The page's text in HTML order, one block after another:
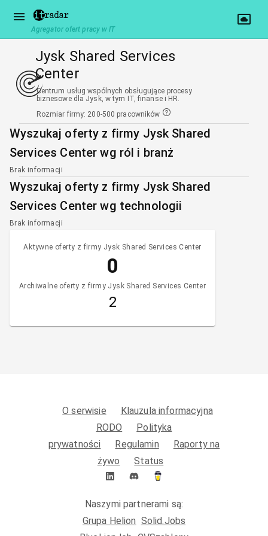
Agregator ofert pracy w IT
Jysk Shared Services
Center
Centrum usług wspólnych obsługujące procesy
biznesowe dla Jysk, w tym IT, finanse i HR.
Rozmiar firmy: 200-500 pracowników
Wyszukaj oferty z firmy Jysk Shared
Services Center wg ról i branż
Brak informacji
Wyszukaj oferty z firmy Jysk Shared
Services Center wg technologii
Brak informacji
Aktywne oferty z firmy Jysk Shared Services Center
0
Archiwalne oferty z firmy Jysk Shared Services Center
2
O serwisie
Klauzula informacyjna
RODO
Polityka
prywatności
Regulamin
Raporty na
żywo
Status
Naszymi partnerami są:
Grupa Helion Solid.Jobs